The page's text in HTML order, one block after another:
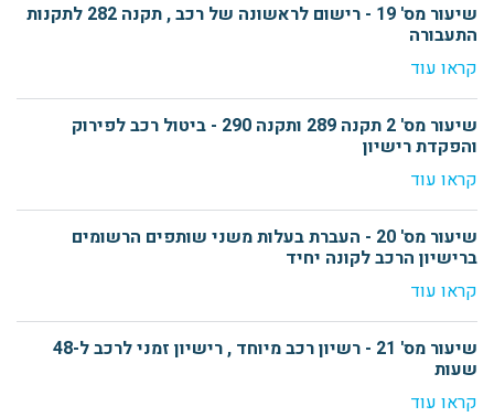
שיעור מס' 19 - רישום לראשונה של רכב , תקנה 282 לתקנות
התעבורה
קראו עוד
שיעור מס' 2 תקנה 289 ותקנה 290 - ביטול רכב לפירוק
והפקדת רישיון
קראו עוד
שיעור מס' 20 - העברת בעלות משני שותפים הרשומים
ברישיון הרכב לקונה יחיד
קראו עוד
שיעור מס' 21 - רשיון רכב מיוחד , רישיון זמני לרכב ל-48
שעות
קראו עוד